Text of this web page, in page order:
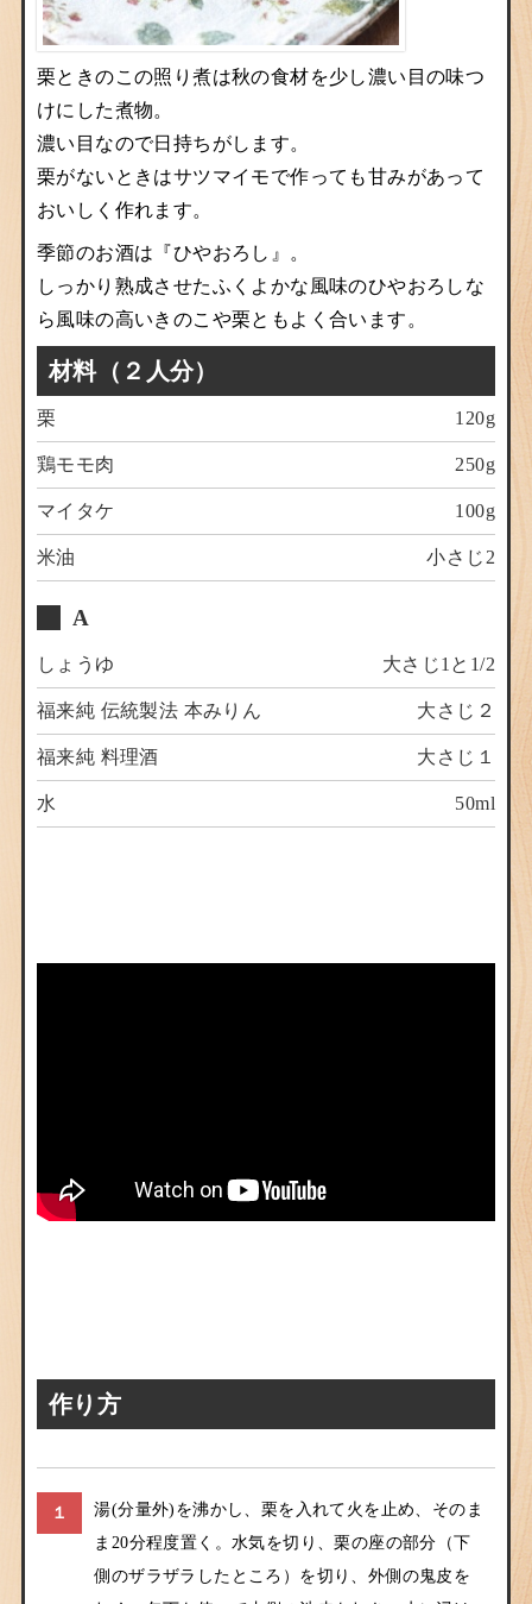
栗ときのこの照り煮は秋の食材を少し濃い目の味つ
けにした煮物。
濃い目なので日持ちがします。
栗がないときはサツマイモで作っても甘みがあって
おいしく作れます。
季節のお酒は『ひやおろし』。
しっかり熟成させたふくよかな風味のひやおろしな
ら風味の高いきのこや栗ともよく合います。
材料（２人分）
栗 120g
鶏モモ肉 250g
マイタケ 100g
米油 小さじ2
A
しょうゆ 大さじ1と1/2
福来純 伝統製法 本みりん 大さじ２
福来純 料理酒 大さじ１
水 50ml
作り方
１
湯(分量外)を沸かし、栗を入れて火を止め、そのま
ま20分程度置く。水気を切り、栗の座の部分（下
側のザラザラしたところ）を切り、外側の鬼皮を